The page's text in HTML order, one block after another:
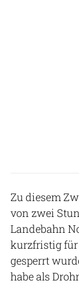
Zu diesem
von zwei
Landebahn
kurzfristig für
gesperrt
habe als